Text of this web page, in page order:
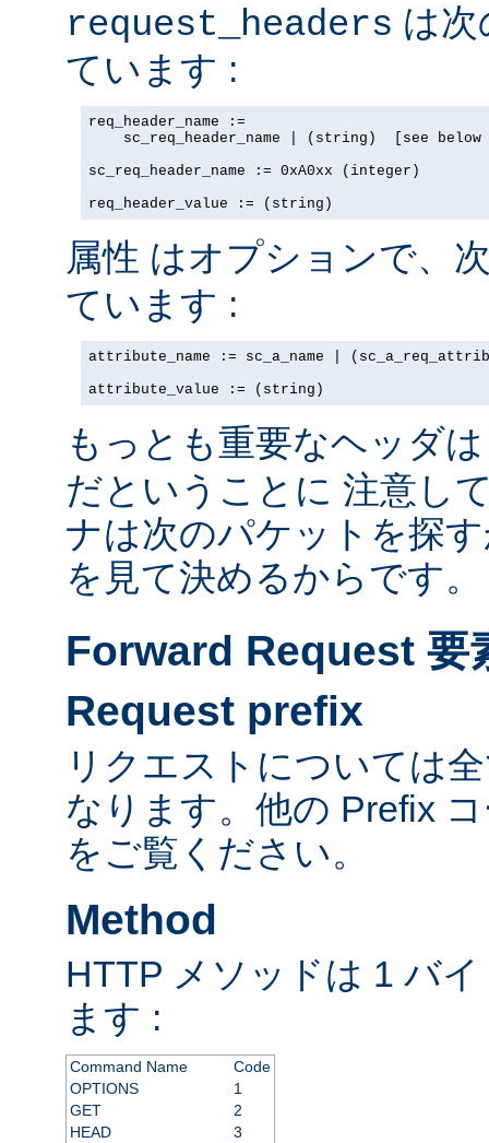
request_headers は
ています :
req_header_name :=
sc_req_header_name | (string)  [see below
sc_req_header_name := 0xA0xx (integer)
req_header_value := (string)
属性 はオプションで、
ています :
attribute_name := sc_a_name |
attribute_value := (string)
もっとも重要なヘッダ
だということに 注意し
ナは次のパケットを探
を見て決めるからです。
Forward Request 要
Request prefix
リクエストについては
なります。他の Prefix
をご覧ください。
Method
HTTP メソッドは 1 バ
ます :
Command Name
Code
OPTIONS
1
GET
2
HEAD
3